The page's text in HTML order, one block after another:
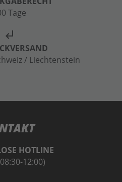
Tage
subdirectory_arrow_left
/ Liechtenstein
HOTLINE
12:00)